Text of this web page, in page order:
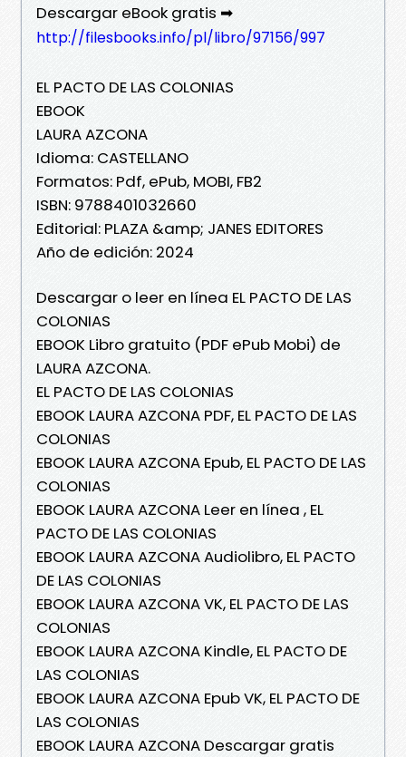
Descargar eBook gratis ➡
http://filesbooks.info/pl/libro/97156/997
EL PACTO DE LAS COLONIAS
EBOOK
LAURA AZCONA
Idioma: CASTELLANO
Formatos: Pdf, ePub, MOBI, FB2
ISBN: 9788401032660
Editorial: PLAZA &amp; JANES EDITORES
Año de edición: 2024
Descargar o leer en línea EL PACTO DE LAS
COLONIAS
EBOOK Libro gratuito (PDF ePub Mobi) de
LAURA AZCONA.
EL PACTO DE LAS COLONIAS
EBOOK LAURA AZCONA PDF, EL PACTO DE LAS
COLONIAS
EBOOK LAURA AZCONA Epub, EL PACTO DE LAS
COLONIAS
EBOOK LAURA AZCONA Leer en línea , EL
PACTO DE LAS COLONIAS
EBOOK LAURA AZCONA Audiolibro, EL PACTO
DE LAS COLONIAS
EBOOK LAURA AZCONA VK, EL PACTO DE LAS
COLONIAS
EBOOK LAURA AZCONA Kindle, EL PACTO DE
LAS COLONIAS
EBOOK LAURA AZCONA Epub VK, EL PACTO DE
LAS COLONIAS
EBOOK LAURA AZCONA Descargar gratis